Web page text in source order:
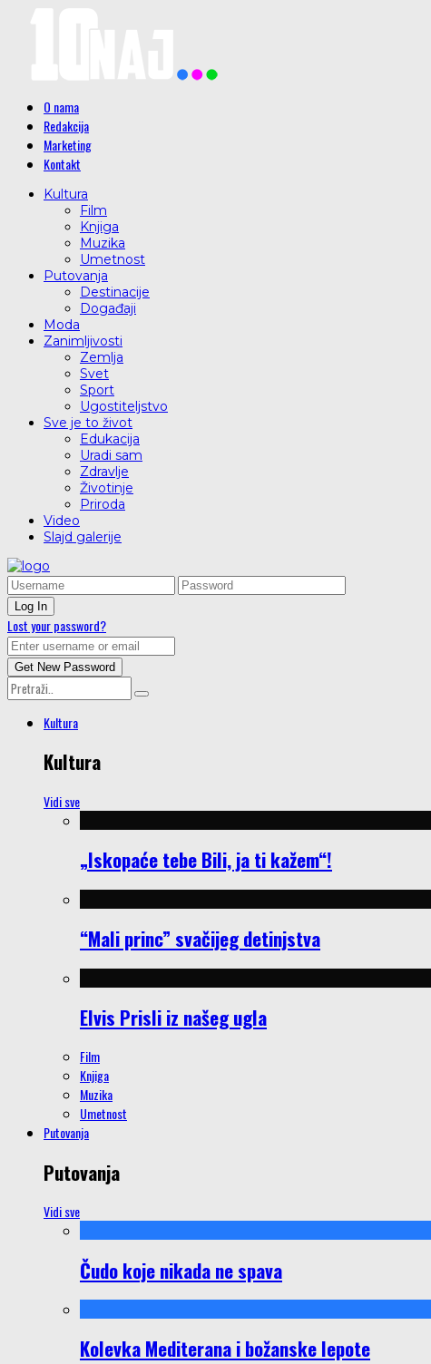
O nama
Redakcija
Marketing
Kontakt
Kultura
Film
Knjiga
Muzika
Umetnost
Putovanja
Destinacije
Događaji
Moda
Zanimljivosti
Zemlja
Svet
Sport
Ugostiteljstvo
Sve je to život
Edukacija
Uradi sam
Zdravlje
Životinje
Priroda
Video
Slajd galerije
Lost your password?
Kultura
Kultura
Vidi sve
„Iskopaće tebe Bili, ja ti kažem“!
“Mali princ” svačijeg detinjstva
Elvis Prisli iz našeg ugla
Film
Knjiga
Muzika
Umetnost
Putovanja
Putovanja
Vidi sve
Čudo koje nikada ne spava
Kolevka Mediterana i božanske lepote